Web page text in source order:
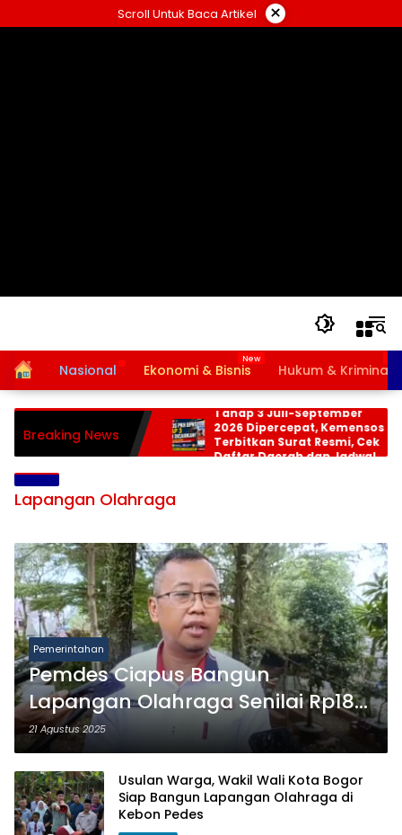
ke
Scroll Untuk Baca Artikel ×
HomeNasional Ekonomi & Bisnis Hukum & Kriminal
Breaking News
Bansos PKH dan BPNT
Tahap 3 Juli-September
2026 Dipercepat, Kemensos
Terbitkan Surat Resmi, Cek
Daftar Daerah dan Jadwal
Lapangan Olahraga
Pemerintahan
Pemdes Ciapus Bangun
Lapangan Olahraga Senilai Rp180
Juta
21 Agustus 2025
Usulan Warga, Wakil Wali Kota Bogor
Siap Bangun Lapangan Olahraga di
Kebon Pedes